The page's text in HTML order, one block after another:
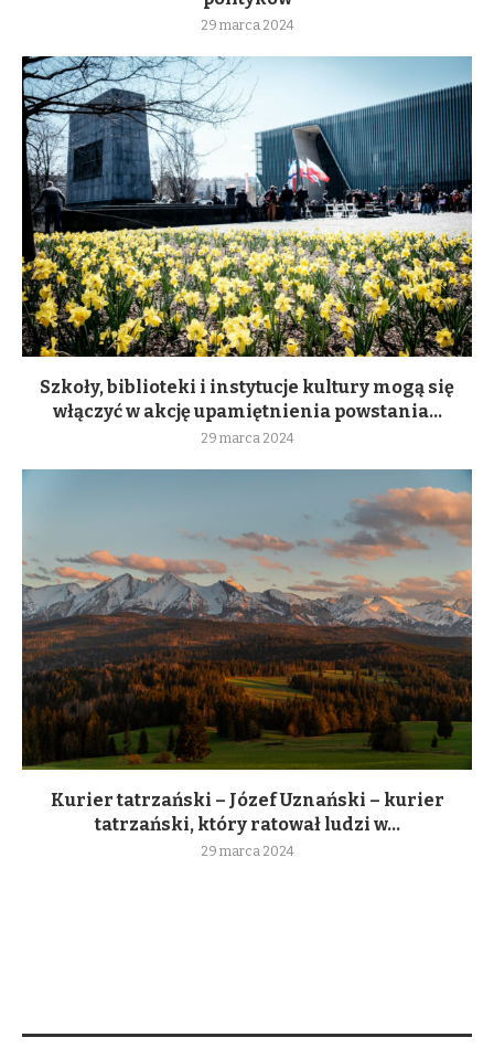
29 marca 2024
Szkoły, biblioteki i instytucje kultury mogą się
włączyć w akcję upamiętnienia powstania...
29 marca 2024
Kurier tatrzański – Józef Uznański – kurier
tatrzański, który ratował ludzi w...
29 marca 2024